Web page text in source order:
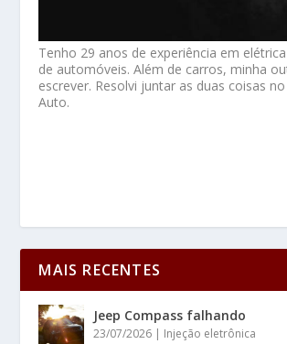
Tenho 29 anos de experiência em
de automóveis. Além de carros, minha
escrever. Resolvi juntar as duas coisas
Auto.
MAIS RECENTES
Jeep Compass falhando
23/07/2026 | Injeção eletrônica